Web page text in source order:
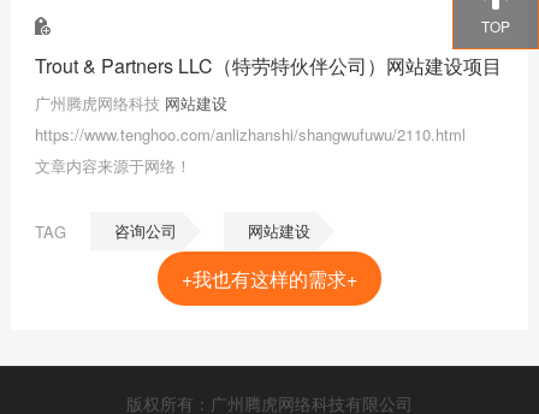
TOP
Trout & Partners LLC（特劳特伙伴公司）网站建设项目
广州腾虎网络科技 网站建设
https://www.tenghoo.com/anlizhanshi/shangwufuwu/2110.html
文章内容来源于网络！
TAG 咨询公司 网站建设
+我也有这样的需求+
版权所有：广州腾虎网络科技有限公司